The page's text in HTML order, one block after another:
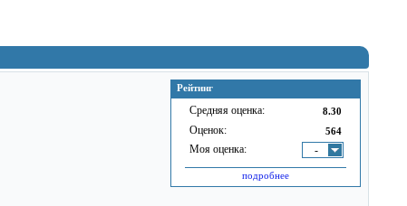
Рейтинг
Средняя оценка: 8.30
Оценок: 564
Моя оценка: -
подробнее